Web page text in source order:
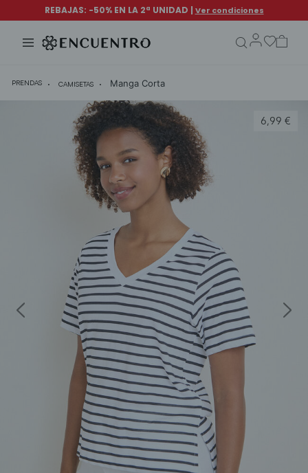
PRENDAS CAMISETAS Manga Corta
6,99 €